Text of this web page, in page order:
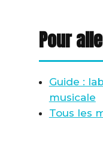
Pour
Guide :
musicale
Tous les